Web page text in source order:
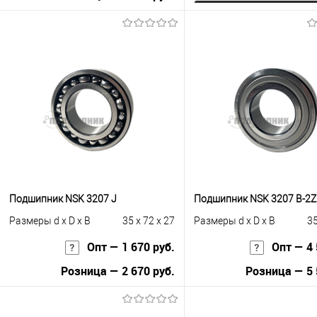
Купить в 1 клик
К сравнению
В избранное
Под заказ
Запросить
В избранное
Под
Подшипник NSK 3207 J
Размеры d x D x B
35 x 72 x 27
Опт — 1 670 руб.
Розница — 2 670 руб.
Подшипник NSK 3207 B-
Размеры d x D x B
Опт — 4
Розница — 5